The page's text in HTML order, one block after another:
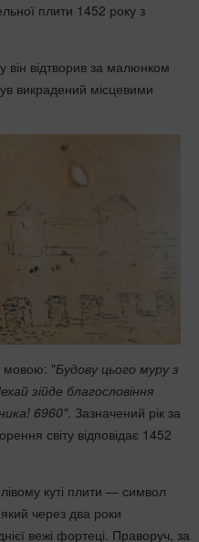
плити 1452 року з
він відтворив за малюнком
викрадений місцевими
мовою: "Будову цього муру з
зійде благословіння
6960". Зазначений рік за
світу відповідає 1452
куті плити — символ
через два роки
вежі фортеці. Праворуч, за